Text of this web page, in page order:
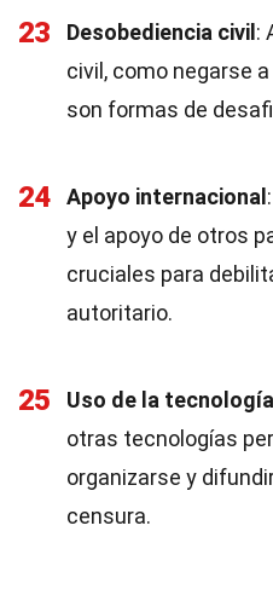
23 Desobediencia civil :
civil, como negarse
son formas de
24 Apoyo internacional
y el apoyo de otros
cruciales para
autoritario.
25 Uso de la tecnología
otras tecnologías
organizarse y
censura.